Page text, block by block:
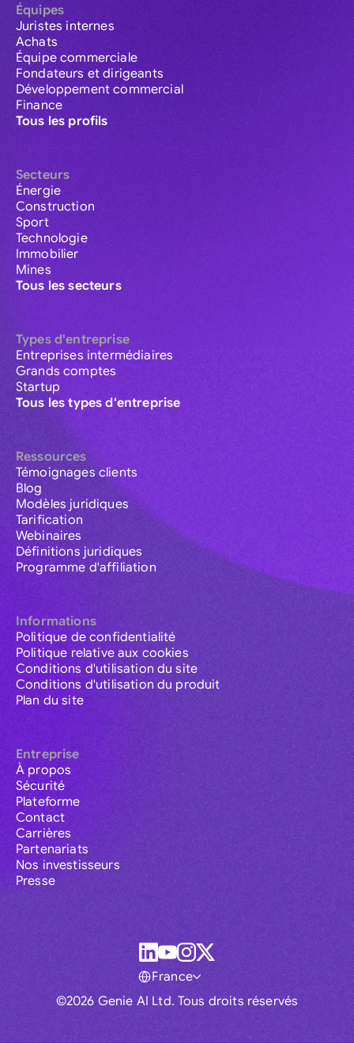
Équipes
Juristes internes
Achats
Équipe commerciale
Fondateurs et dirigeants
Développement commercial
Finance
Tous les profils
Secteurs
Énergie
Construction
Sport
Technologie
Immobilier
Mines
Tous les secteurs
Types d'entreprise
Entreprises intermédiaires
Grands comptes
Startup
Tous les types d'entreprise
Ressources
Témoignages clients
Blog
Modèles juridiques
Tarification
Webinaires
Définitions juridiques
Programme d'affiliation
Informations
Politique de confidentialité
Politique relative aux cookies
Conditions d'utilisation du site
Conditions d'utilisation du produit
Plan du site
Entreprise
À propos
Sécurité
Plateforme
Contact
Carrières
Partenariats
Nos investisseurs
Presse
©2026 Genie AI Ltd. Tous droits réservés
France
Global